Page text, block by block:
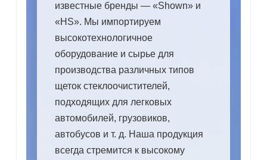
известные бренды — «Shown» и
«HS». Мы импортируем
высокотехнологичное
оборудование и сырье для
производства различных типов
щеток стеклоочистителей,
подходящих для легковых
автомобилей, грузовиков,
автобусов и т. д. Наша продукция
всегда стремится к высокому